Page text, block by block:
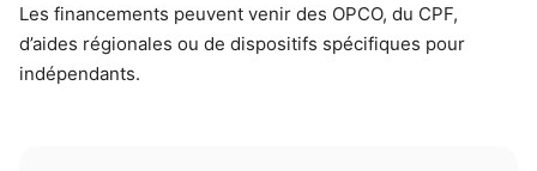
Les financements peuvent venir des OPCO, du CPF,
d’aides régionales ou de dispositifs spécifiques pour
indépendants.